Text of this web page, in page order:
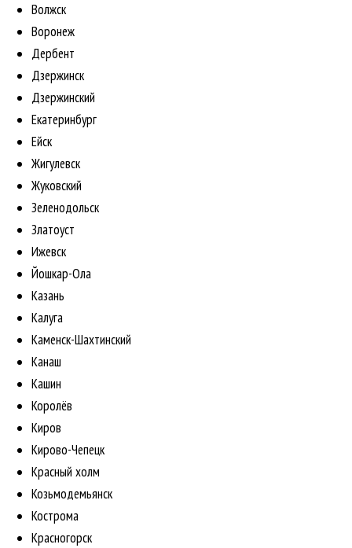
Волжск
Воронеж
Дербент
Дзержинск
Дзержинский
Екатеринбург
Ейск
Жигулевск
Жуковский
Зеленодольск
Златоуст
Ижевск
Йошкар-Ола
Казань
Калуга
Каменск-Шахтинский
Канаш
Кашин
Королёв
Киров
Кирово-Чепецк
Красный холм
Козьмодемьянск
Кострома
Красногорск